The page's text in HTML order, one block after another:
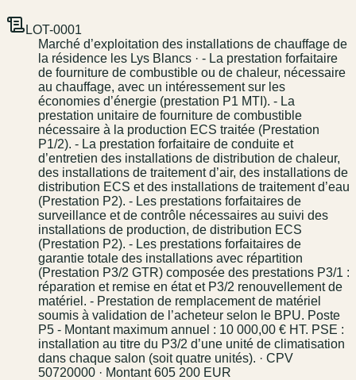
LOT-0001
Marché d’exploitation des installations de chauffage de
la résidence les Lys Blancs · - La prestation forfaitaire
de fourniture de combustible ou de chaleur, nécessaire
au chauffage, avec un intéressement sur les
économies d’énergie (prestation P1 MTI). - La
prestation unitaire de fourniture de combustible
nécessaire à la production ECS traitée (Prestation
P1/2). - La prestation forfaitaire de conduite et
d’entretien des installations de distribution de chaleur,
des installations de traitement d’air, des installations de
distribution ECS et des installations de traitement d’eau
(Prestation P2). - Les prestations forfaitaires de
surveillance et de contrôle nécessaires au suivi des
installations de production, de distribution ECS
(Prestation P2). - Les prestations forfaitaires de
garantie totale des installations avec répartition
(Prestation P3/2 GTR) composée des prestations P3/1 :
réparation et remise en état et P3/2 renouvellement de
matériel. - Prestation de remplacement de matériel
soumis à validation de l’acheteur selon le BPU. Poste
P5 - Montant maximum annuel : 10 000,00 € HT. PSE :
installation au titre du P3/2 d’une unité de climatisation
dans chaque salon (soit quatre unités). · CPV
50720000 · Montant 605 200 EUR